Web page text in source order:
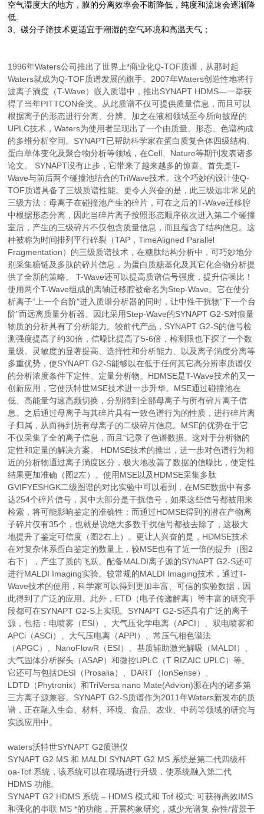
空气湿度大的地方，膜的分离效率会不断降低，纯度和流速会逐渐降
低.
3、碳分子筛技术更适宜于潮湿的空气环境和高温天气；
1996年Waters公司推出了世界上*商业化Q-TOF质谱，从那时起
Waters就成为Q-TOF质谱发展的旗手。2007年Waters创造性地将行
波离子淌度（T-Wave）嵌入质谱中，推出SYNAPT HDMS—一举获
得了当年PITTCON金奖。从此质谱不仅可提供质量信息，而且可以
根据离子的形态进行分离、分辨。加之在液相领域至今所向披靡的
UPLC技术，Waters为使用者呈现出了一个由质量、形态、色谱构成
的多维分析空间。SYNAPT已帮助科学家在蛋白质复合体四级结构、
蛋白单体变化及聚合物分析等领域，在Cell、Nature等期刊发表诸多
论文。 SYNAPT没有止步，它带来了越来越多的惊喜。首先是T-
Wave与前后两个碰撞池结合的TriWave技术。这个巧妙的设计使Q-
TOF质谱具备了三级质谱性能。更令人兴奋的是，此三级远非常见的
三级方法：母离子在碰撞池产生的碎片，可在之后的T-Wave迁移腔
中根据形态分离，因此当碎片离子按照形态顺序依次进入第二个碰撞
室后，产生的三级碎片不仅包含质量信息，而且蕴含了结构信息。这
种被称为时间排列平行碎裂（TAP，TimeAligned Parallel
Fragmentation）的三级质谱技术，在糖肽结构分析中，可巧妙地分
别采集糖链及多肽的碎片信息，为蛋白质糖基化及其它化合物分析提
供了全新的策略。 T-Wave还可以提高质谱信号强度，提升信噪比！
使用两个T-Wave组成的离轴迁移腔被命名为Step-Wave。它在使分
析离子“上一个台阶"进入质谱分析器的同时，让中性干扰物“下一个台
阶"而远离质量分析器。因此采用Step-Wave的SYNAPT G2-S对痕量
物质的分析具有了分析能力。较前代产品，SYNAPT G2-S的信号检
测强度提高了约30倍，信噪比提高了5-6倍，检测限也下探了一个数
量级。灵敏度的显著提高、选择性和分析能力、以及离子淌度分离等
多重优势，使SYNAPT G2-S能够以在低于任何其它高分辨率质谱仪
的分析浓度条件下定性、定量分析物。HDMSE是T-Wave技术的又一
创新应用，它使沃特世MSE技术进一步升华。MSE通过碰撞池在
低、高能量匀速高频切换，分别得到全部母离子与所有碎片离子信
息。之后通过母离子与其碎片具有一致色谱行为的性质，进行碎片离
子归属，从而得到所有母离子的二级碎片信息。MSE的优势在于它
不仅采集了全的离子信息，而且“记录了色谱数据。这对于分析物的
定性和定量的解决方案。 HDMSE技术的推出，进一步对色谱行为相
近的分析物通过离子淌度区分，极大地改善了数据的信噪比，使定性
结果更加准确（图2左）。使用MSE以及HDMSE采集多肽
GVIFYESHGK二级图谱的对比实验中可以看到，在MSE数据中有多
达254个碎片信号，其中大部分是干扰信号，如果这些信号都被用来
检索，将可能影响鉴定的准确性；而通过HDMSE得到的潜在产物离
子碎片仅有35个，也就是说绝大多数干扰信号都被去除了，这极大
地提升了鉴定可信度（图2右上）。更让人兴奋的是，HDMSE技术
在对复杂体系蛋白鉴定的数量上，较MSE也有了近一倍的提升（图2
右下），产生了质的飞跃。配备MALDI离子源的SYNAPT G2-S还可
进行MALDI Imaging实验。较常规的MALDI Imaging技术，通过T-
Wave技术的使用，科学家可以得到更加丰富、可信的实验数据，因
此得到了广泛的应用。此外，ETD（电子传递解离）等丰富的研究手
段都可在SYNAPT G2-S上实现。SYNAPT G2-S还具有广泛的离子
源，包括：电喷雾（ESI）、大气压化学电离（APCI）、双电喷雾和
APCi（ASCi）、大气压电离（APPI）、常压气相色谱法
（APGC）、NanoFlowR（ESI）、基质辅助激光解吸（MALDI）、
大气固体分析探头（ASAP）和微控UPLC（T RIZAIC UPLC）等。
它还可与包括DESI（Prosalia）、DART（IonSense）、
LDTD（Phytronix）和TriVersa nano Mate(Advion)源在内的诸多第
三方离子源兼容。SYNAPT G2-S质谱作为2011年Waters新发布的质
谱，正在融入生命、材料、环境、食品、农业、中药等领域的研究与
实践应用中。
waters沃特世SYNAPT G2质谱仪
SYNAPT G2 MS 和 MALDI SYNAPT G2 MS 系统是第二代四级杆
oa-Tof 系统，该系统可以在现场进行升级，使系统融入第二代
HDMS 功能。
SYNAPT G2 HDMS 系统 – HDMS 模式和 Tof 模式: 可获得高效IMS
和强化的串联 MS *的功能，开展构象研究，减少光谱复 杂性/背景干